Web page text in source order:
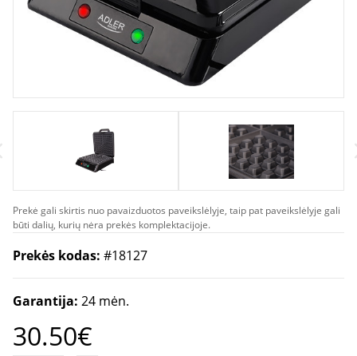
Prekė gali skirtis nuo pavaizduotos paveikslėlyje, taip pat paveikslėlyje gali
būti dalių, kurių nėra prekės komplektacijoje.
Prekės kodas: #18127
Garantija: 24 mėn.
30.50€